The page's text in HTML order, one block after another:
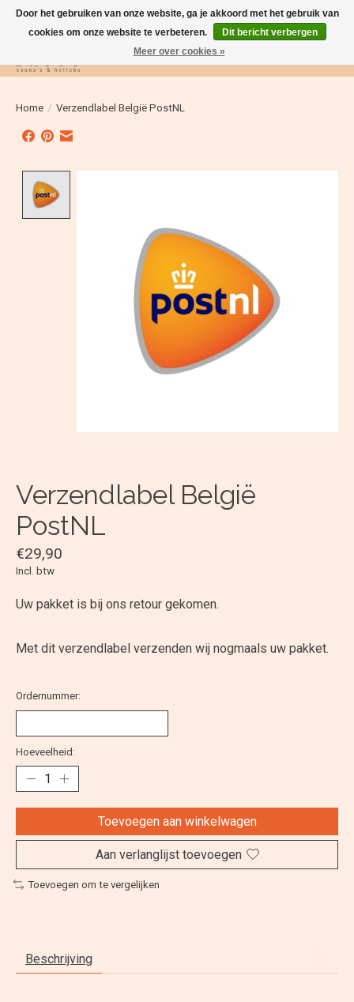
Verlanglijst
Home / Verzendlabel België PostNL
Verzendlabel België
PostNL
€29,90
Incl. btw
Uw pakket is bij ons retour gekomen.
Met dit verzendlabel verzenden wij nogmaals uw pakket.
Ordernummer:
Hoeveelheid:
Toevoegen aan winkelwagen
Aan verlanglijst toevoegen
Toevoegen om te vergelijken
Beschrijving
Door het gebruiken van onze website, ga je akkoord met het gebruik van
cookies om onze website te verbeteren.
Dit bericht verbergen
Meer over cookies »